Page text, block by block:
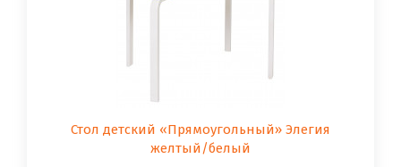
Стол детский «Прямоугольный» Элегия
желтый/белый